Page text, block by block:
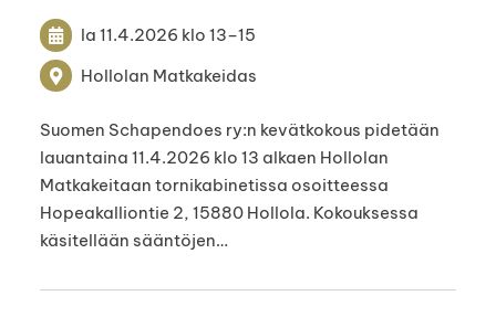
la 11.4.2026 klo 13–15
Hollolan Matkakeidas
Suomen Schapendoes ry:n kevätkokous pidetään
lauantaina 11.4.2026 klo 13 alkaen Hollolan
Matkakeitaan tornikabinetissa osoitteessa
Hopeakalliontie 2, 15880 Hollola. Kokouksessa
käsitellään sääntöjen…